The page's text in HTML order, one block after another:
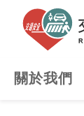
關於我們